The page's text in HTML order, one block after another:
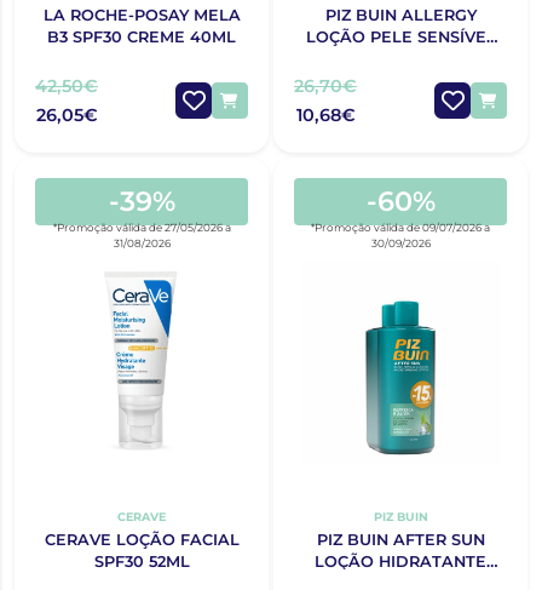
LA ROCHE-POSAY MELA
B3 SPF30 CREME 40ML
42,50€
26,05€
PIZ BUIN ALLERGY
LOÇÃO PELE SENSÍVEL
26,70€
10,68€
-39%
*Promoção válida de 27/05/2026 a
31/08/2026
CERAVE
CERAVE LOÇÃO FACIAL
SPF30 52ML
-60%
*Promoção válida de 09/07/2026 a
30/09/2026
PIZ BUIN
PIZ BUIN AFTER SUN
LOÇÃO HIDRATANTE